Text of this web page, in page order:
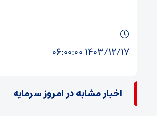
۱۴۰۳/۱۲/۱۷ ۰۶:۰۰:۰۰
اخبار مشابه در امروز سرمایه